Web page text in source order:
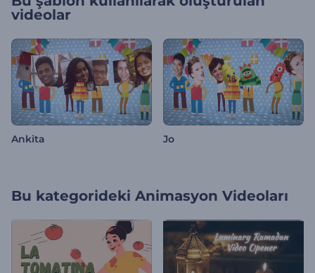
videolar
Ankita Jo
Bu kategorideki Animasyon Videoları